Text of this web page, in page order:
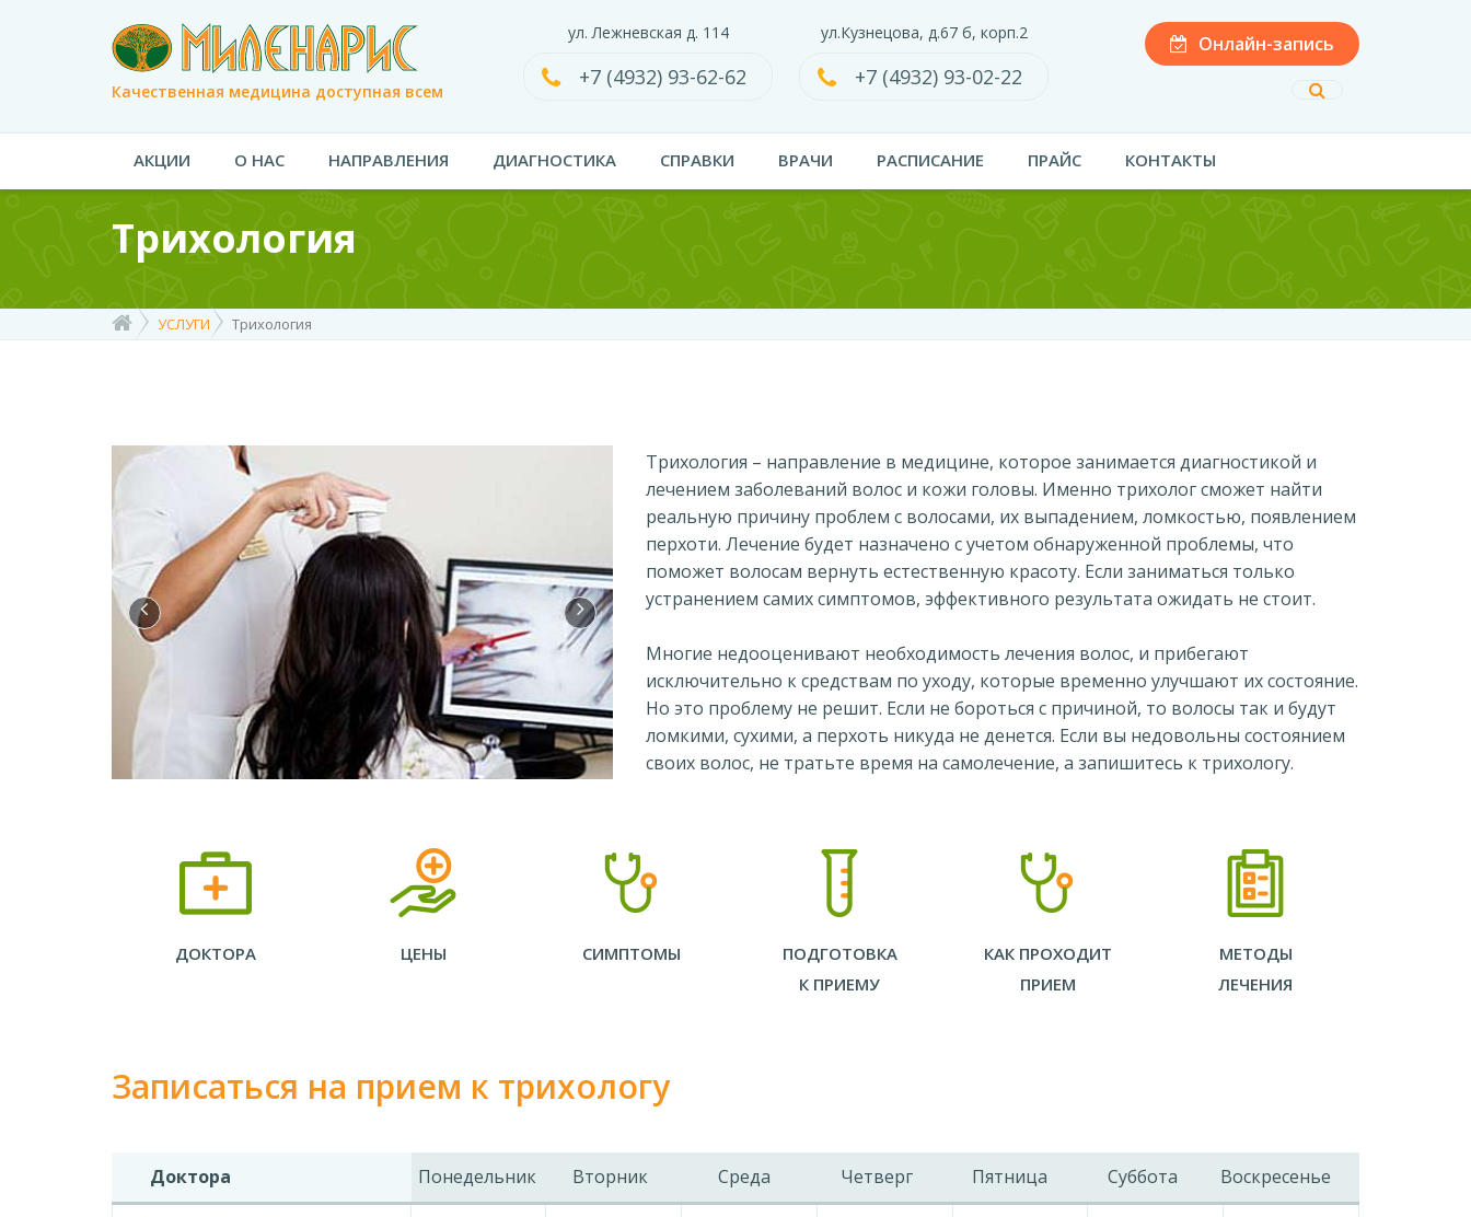
Качественная медицина доступная всем
ул. Лежневская д. 114
+7 (4932) 93-62-62
ул.Кузнецова, д.67 б, корп.2
+7 (4932) 93-02-22
Онлайн-запись
АКЦИИ О НАС НАПРАВЛЕНИЯ ДИАГНОСТИКА СПРАВКИ ВРАЧИ РАСПИСАНИЕ ПРАЙС КОНТАКТЫ
Трихология
УСЛУГИ Трихология
Трихология – направление в медицине, которое занимается диагностикой и
лечением заболеваний волос и кожи головы. Именно трихолог сможет найти
реальную причину проблем с волосами, их выпадением, ломкостью, появлением
перхоти. Лечение будет назначено с учетом обнаруженной проблемы, что
поможет волосам вернуть естественную красоту. Если заниматься только
устранением самих симптомов, эффективного результата ожидать не стоит.
Многие недооценивают необходимость лечения волос, и прибегают
исключительно к средствам по уходу, которые временно улучшают их состояние.
Но это проблему не решит. Если не бороться с причиной, то волосы так и будут
ломкими, сухими, а перхоть никуда не денется. Если вы недовольны состоянием
своих волос, не тратьте время на самолечение, а запишитесь к трихологу.
ДОКТОРА ЦЕНЫ СИМПТОМЫ
ПОДГОТОВКА
К ПРИЕМУ
КАК ПРОХОДИТ
ПРИЕМ
МЕТОДЫ
ЛЕЧЕНИЯ
Записаться на прием к трихологу
Доктора Понедельник Вторник Среда Четверг Пятница Суббота Воскресенье